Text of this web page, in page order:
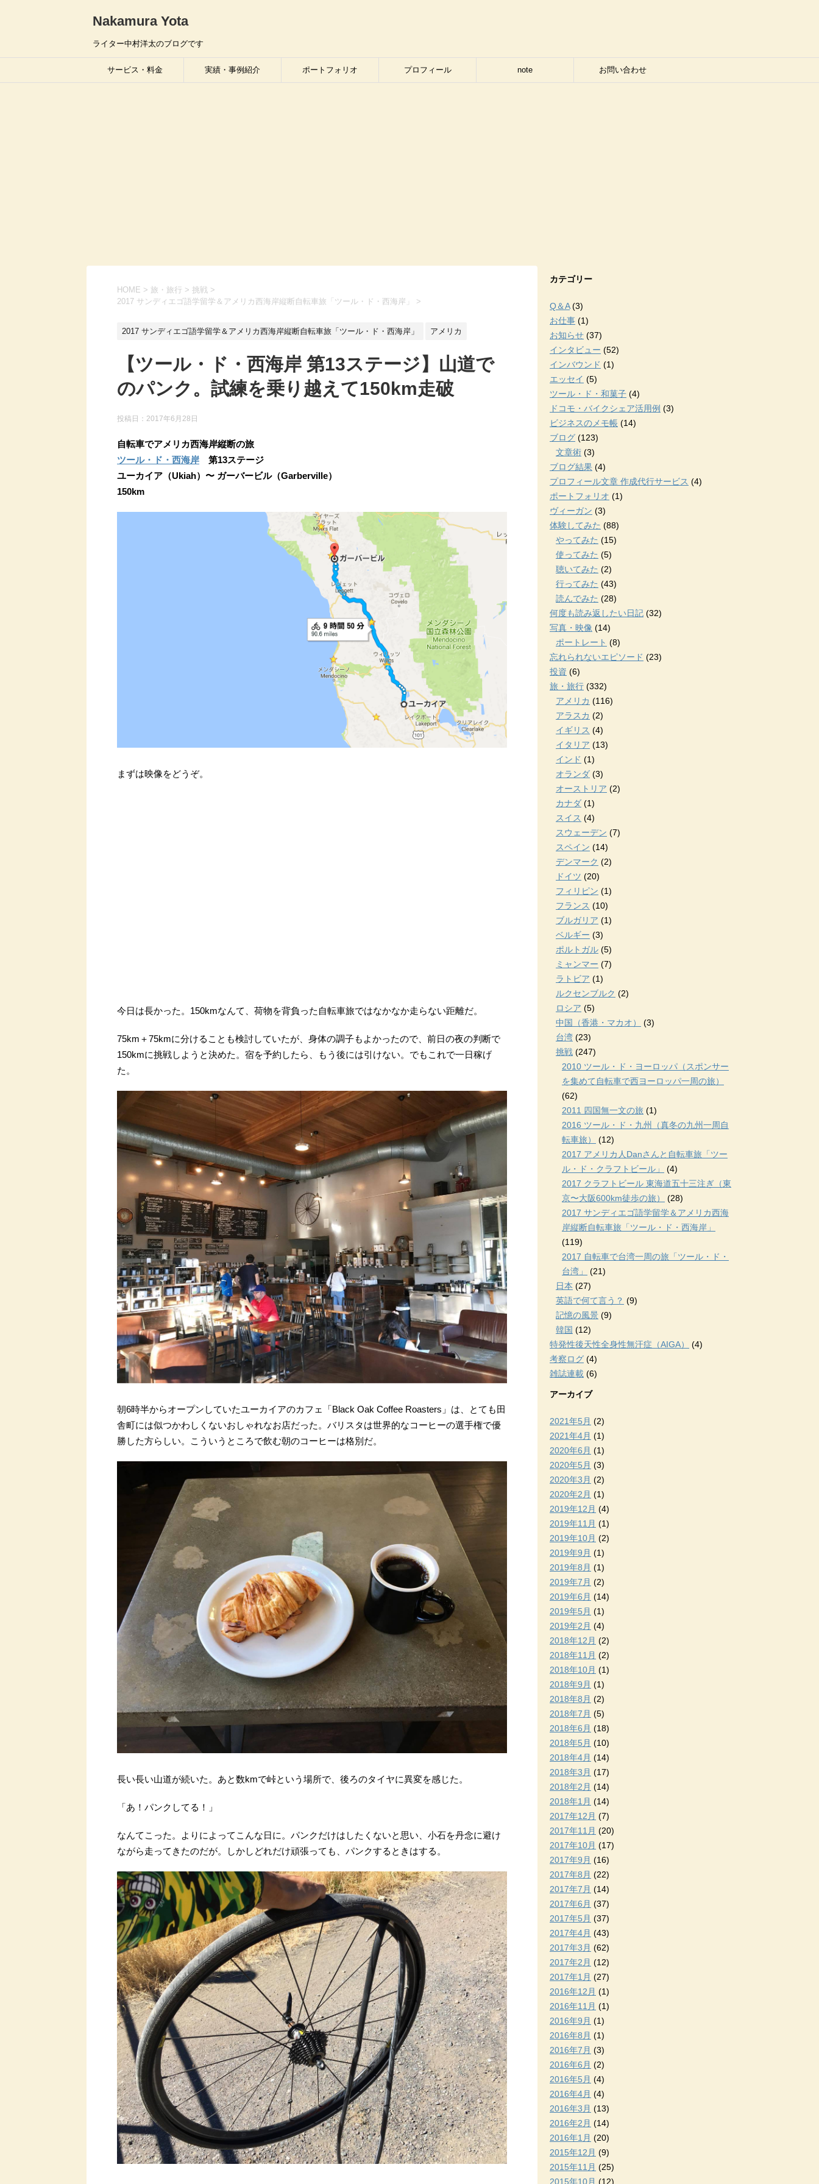
Nakamura Yota
ライター中村洋太のブログです
サービス・料金 実績・事例紹介 ポートフォリオ プロフィール note お問い合わせ
HOME > 旅・旅行 > 挑戦 >
2017 サンディエゴ語学留学＆アメリカ西海岸縦断自転車旅「ツール・ド・西海岸」
>
2017 サンディエゴ語学留学＆アメリカ西海岸縦断自転車旅「ツール・ド・西海岸」 アメリカ
【ツール・ド・西海岸 第13ステージ】山道で
のパンク。試練を乗り越えて150km走破
投稿日： 2017年6月28日
自転車でアメリカ西海岸縦断の旅
ツール・ド・西海岸 第13ステージ
ユーカイア（Ukiah）〜 ガーバービル（Garberville）
150km
まずは映像をどうぞ。
今日は長かった。150kmなんて、荷物を背負った自転車旅ではなかなか走らない距離だ。
75km＋75kmに分けることも検討していたが、身体の調子もよかったので、前日の夜の判断で
150kmに挑戦しようと決めた。宿を予約したら、もう後には引けない。でもこれで一日稼げ
た。
朝6時半からオープンしていたユーカイアのカフェ「Black Oak Coffee Roasters」は、とても田
舎町には似つかわしくないおしゃれなお店だった。バリスタは世界的なコーヒーの選手権で優
勝した方らしい。こういうところで飲む朝のコーヒーは格別だ。
長い長い山道が続いた。あと数kmで峠という場所で、後ろのタイヤに異変を感じた。
「あ！パンクしてる！」
なんてこった。よりによってこんな日に。パンクだけはしたくないと思い、小石を丹念に避け
ながら走ってきたのだが。しかしどれだけ頑張っても、パンクするときはする。
カテゴリー
Q＆A(3)
お仕事 (1)
お知らせ (37)
インタビュー (52)
インバウンド (1)
エッセイ (5)
ツール・ド・和菓子 (4)
ドコモ・バイクシェア活用例 (3)
ビジネスのメモ帳 (14)
ブログ (123)
文章術 (3)
ブログ結果 (4)
プロフィール文章 作成代行サービス (4)
ポートフォリオ (1)
ヴィーガン (3)
体験してみた (88)
やってみた (15)
使ってみた (5)
聴いてみた (2)
行ってみた (43)
読んでみた (28)
何度も読み返したい日記 (32)
写真・映像 (14)
ポートレート (8)
忘れられないエピソード (23)
投資 (6)
旅・旅行 (332)
アメリカ (116)
アラスカ (2)
イギリス (4)
イタリア (13)
インド (1)
オランダ (3)
オーストリア (2)
カナダ (1)
スイス (4)
スウェーデン (7)
スペイン (14)
デンマーク (2)
ドイツ (20)
フィリピン (1)
フランス (10)
ブルガリア (1)
ベルギー (3)
ポルトガル (5)
ミャンマー (7)
ラトビア (1)
ルクセンブルク (2)
ロシア (5)
中国（香港・マカオ）
(3)
台湾 (23)
挑戦 (247)
2010 ツール・ド・ヨーロッパ（スポンサー
を集めて自転車で西ヨーロッパ一周の旅）
(62)
2011 四国無一文の旅 (1)
2016 ツール・ド・九州（真冬の九州一周自
転車旅）
(12)
2017 アメリカ人Danさんと自転車旅「ツー
ル・ド・クラフトビール」
(4)
2017 クラフトビール 東海道五十三注ぎ（東
京〜大阪600km徒歩の旅）
(28)
2017 サンディエゴ語学留学＆アメリカ西海
岸縦断自転車旅「ツール・ド・西海岸」
(119)
2017 自転車で台湾一周の旅「ツール・ド・
台湾」
(21)
日本 (27)
英語で何て言う？ (9)
記憶の風景 (9)
韓国 (12)
特発性後天性全身性無汗症（AIGA）
(4)
考察ログ (4)
雑誌連載 (6)
アーカイブ
2021年5月 (2)
2021年4月 (1)
2020年6月 (1)
2020年5月 (3)
2020年3月 (2)
2020年2月 (1)
2019年12月 (4)
2019年11月 (1)
2019年10月 (2)
2019年9月 (1)
2019年8月 (1)
2019年7月 (2)
2019年6月 (14)
2019年5月 (1)
2019年2月 (4)
2018年12月 (2)
2018年11月 (2)
2018年10月 (1)
2018年9月 (1)
2018年8月 (2)
2018年7月 (5)
2018年6月 (18)
2018年5月 (10)
2018年4月 (14)
2018年3月 (17)
2018年2月 (14)
2018年1月 (14)
2017年12月 (7)
2017年11月 (20)
2017年10月 (17)
2017年9月 (16)
2017年8月 (22)
2017年7月 (14)
2017年6月 (37)
2017年5月 (37)
2017年4月 (43)
2017年3月 (62)
2017年2月 (12)
2017年1月 (27)
2016年12月 (1)
2016年11月 (1)
2016年9月 (1)
2016年8月 (1)
2016年7月 (3)
2016年6月 (2)
2016年5月 (4)
2016年4月 (4)
2016年3月 (13)
2016年2月 (14)
2016年1月 (20)
2015年12月 (9)
2015年11月 (25)
2015年10月 (12)